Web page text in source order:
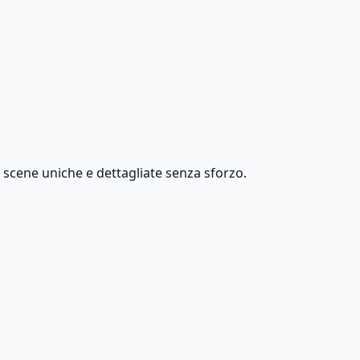
uniche e dettagliate senza sforzo.